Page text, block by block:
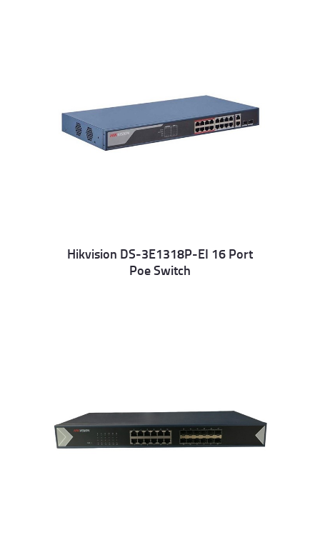
Hikvision DS-3E1318P-EI 16 Port
Poe Switch